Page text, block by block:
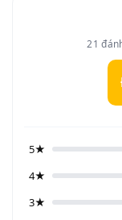
21
5★
4★
3★